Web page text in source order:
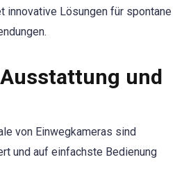
innovative Lösungen für spontane
und
von Einwegkameras sind
und auf einfachste Bedienung